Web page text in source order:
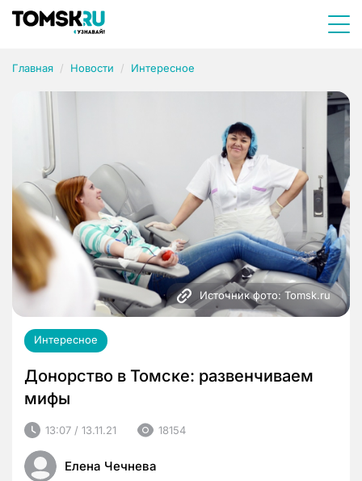
Главная Новости Интересное
Источник фото: Tomsk.ru
Интересное
Донорство в Томске: развенчиваем
мифы
13:07 / 13.11.21 18154
Елена Чечнева